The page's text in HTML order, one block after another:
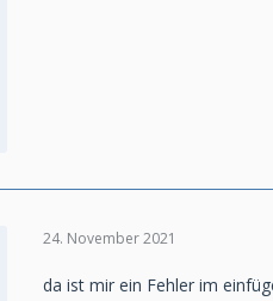
24. November 2021
da ist mir ein Fehler im